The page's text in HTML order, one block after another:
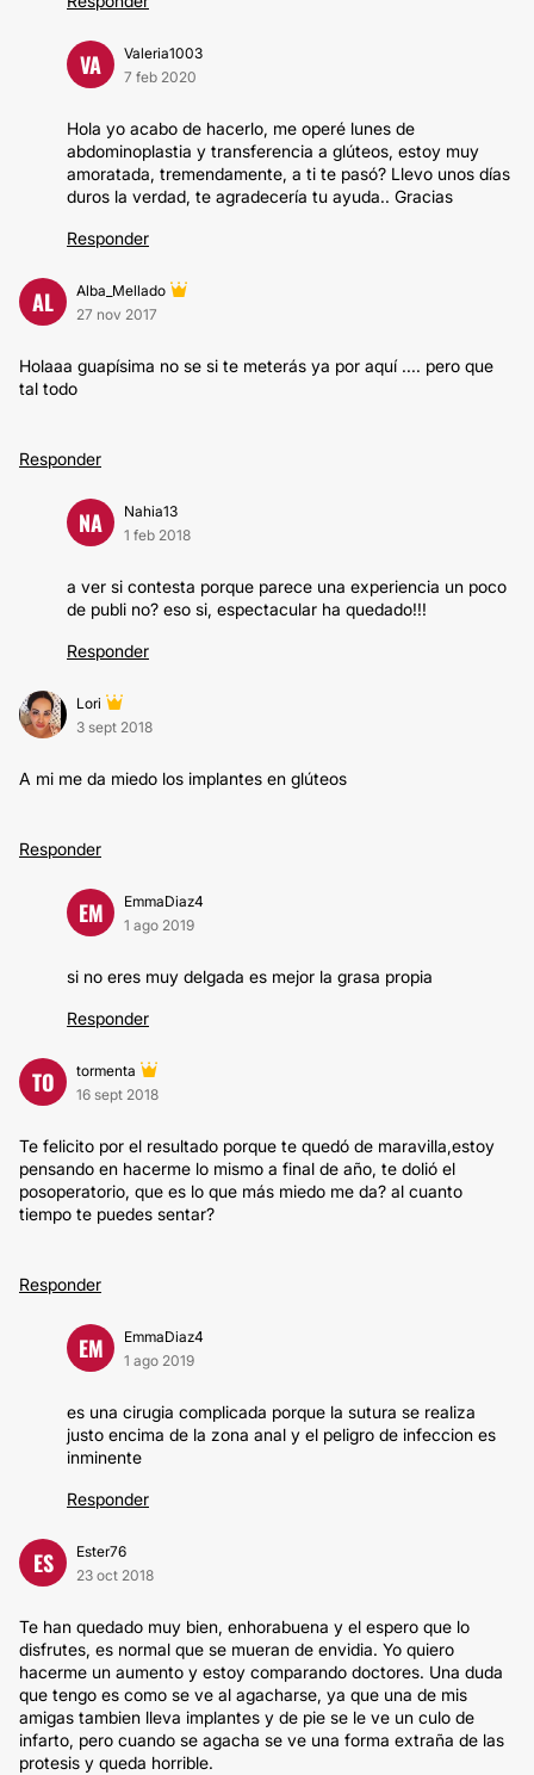
VA
Valeria1003
7 feb 2020
Hola yo acabo de hacerlo, me operé lunes de
abdominoplastia y transferencia a glúteos, estoy muy
amoratada, tremendamente, a ti te pasó? Llevo unos días
duros la verdad, te agradecería tu ayuda.. Gracias
Responder
AL
Alba_Mellado
27 nov 2017
Holaaa guapísima no se si te meterás ya por aquí .... pero que
tal todo
Responder
NA
Nahia13
1 feb 2018
a ver si contesta porque parece una experiencia un poco
de publi no? eso si, espectacular ha quedado!!!
Responder
Lori
3 sept 2018
A mi me da miedo los implantes en glúteos
Responder
EM
EmmaDiaz4
1 ago 2019
si no eres muy delgada es mejor la grasa propia
Responder
TO
tormenta
16 sept 2018
Te felicito por el resultado porque te quedó de maravilla,estoy
pensando en hacerme lo mismo a final de año, te dolió el
posoperatorio, que es lo que más miedo me da? al cuanto
tiempo te puedes sentar?
Responder
EM
EmmaDiaz4
1 ago 2019
es una cirugia complicada porque la sutura se realiza
justo encima de la zona anal y el peligro de infeccion es
inminente
Responder
ES
Ester76
23 oct 2018
Te han quedado muy bien, enhorabuena y el espero que lo
disfrutes, es normal que se mueran de envidia. Yo quiero
hacerme un aumento y estoy comparando doctores. Una duda
que tengo es como se ve al agacharse, ya que una de mis
amigas tambien lleva implantes y de pie se le ve un culo de
infarto, pero cuando se agacha se ve una forma extraña de las
protesis y queda horrible.